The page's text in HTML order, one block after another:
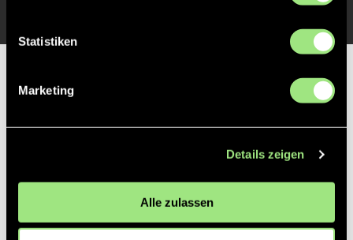
Statistiken
Marketing
Details zeigen
Alle zulassen